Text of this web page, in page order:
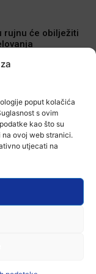
poput kolačića
s ovim
kao što su
ovoj web stranici.
utjecati na
rujnu će obilježiti
još jedna